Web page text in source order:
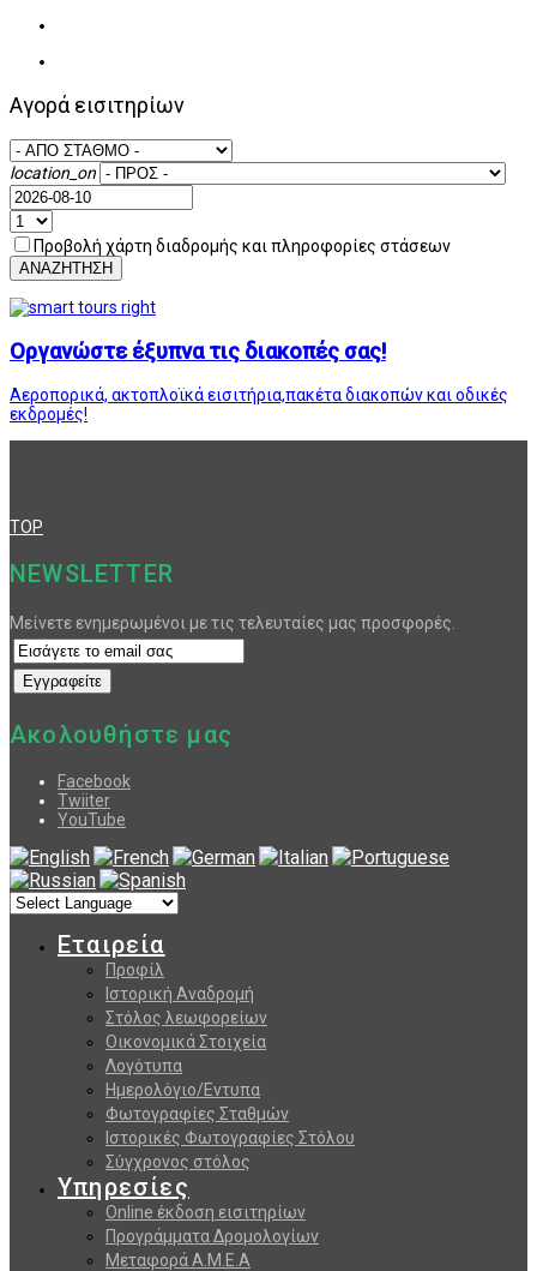
Αγορά εισιτηρίων
location_on
Προβολή χάρτη διαδρομής και πληροφορίες στάσεων
ΑΝΑΖΗΤΗΣΗ
Οργανώστε έξυπνα τις διακοπές σας!
Αεροπορικά, ακτοπλοϊκά εισιτήρια,πακέτα διακοπών και οδικές
εκδρομές!
TOP
NEWSLETTER
Μείνετε ενημερωμένοι με τις τελευταίες μας προσφορές.
Ακολουθήστε μας
Facebook
Twiiter
YouTube
Εταιρεία
Προφίλ
Ιστορική Αναδρομή
Στόλος λεωφορείων
Οικονομικά Στοιχεία
Λογότυπα
Ημερολόγιο/Εντυπα
Φωτογραφίες Σταθμών
Ιστορικές Φωτογραφίες Στόλου
Σύγχρονος στόλος
Υπηρεσίες
Online έκδοση εισιτηρίων
Προγράμματα Δρομολογίων
Μεταφορά Α.Μ.Ε.Α